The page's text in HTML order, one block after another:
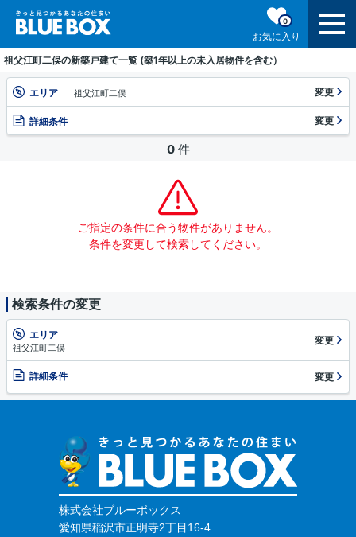
お気に入り
0
祖父江町二俣の新築戸建て一覧 (築1年以上の未入居物件を含む）
エリア 祖父江町二俣 変更
詳細条件 変更
0 件
ご指定の条件に合う物件がありません。
条件を変更して検索してください。
検索条件の変更
エリア
祖父江町二俣
変更
詳細条件 変更
株式会社ブルーボックス
愛知県稲沢市正明寺2丁目16-4